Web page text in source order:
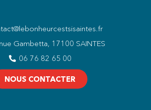
Gambetta, 17100 SAINTES
06 76 82 65 00
NOUS CONTACTER